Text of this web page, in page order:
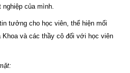
của mình.
tưởng cho học viên, thể hiện mối
và các thầy cô đối với học viên